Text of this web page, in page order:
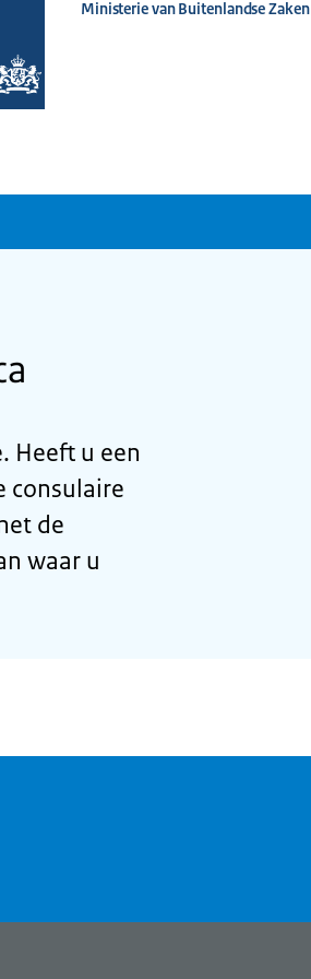
Ministerie van Buitenlandse Zaken
Heeft u een
consulaire
de
waar u